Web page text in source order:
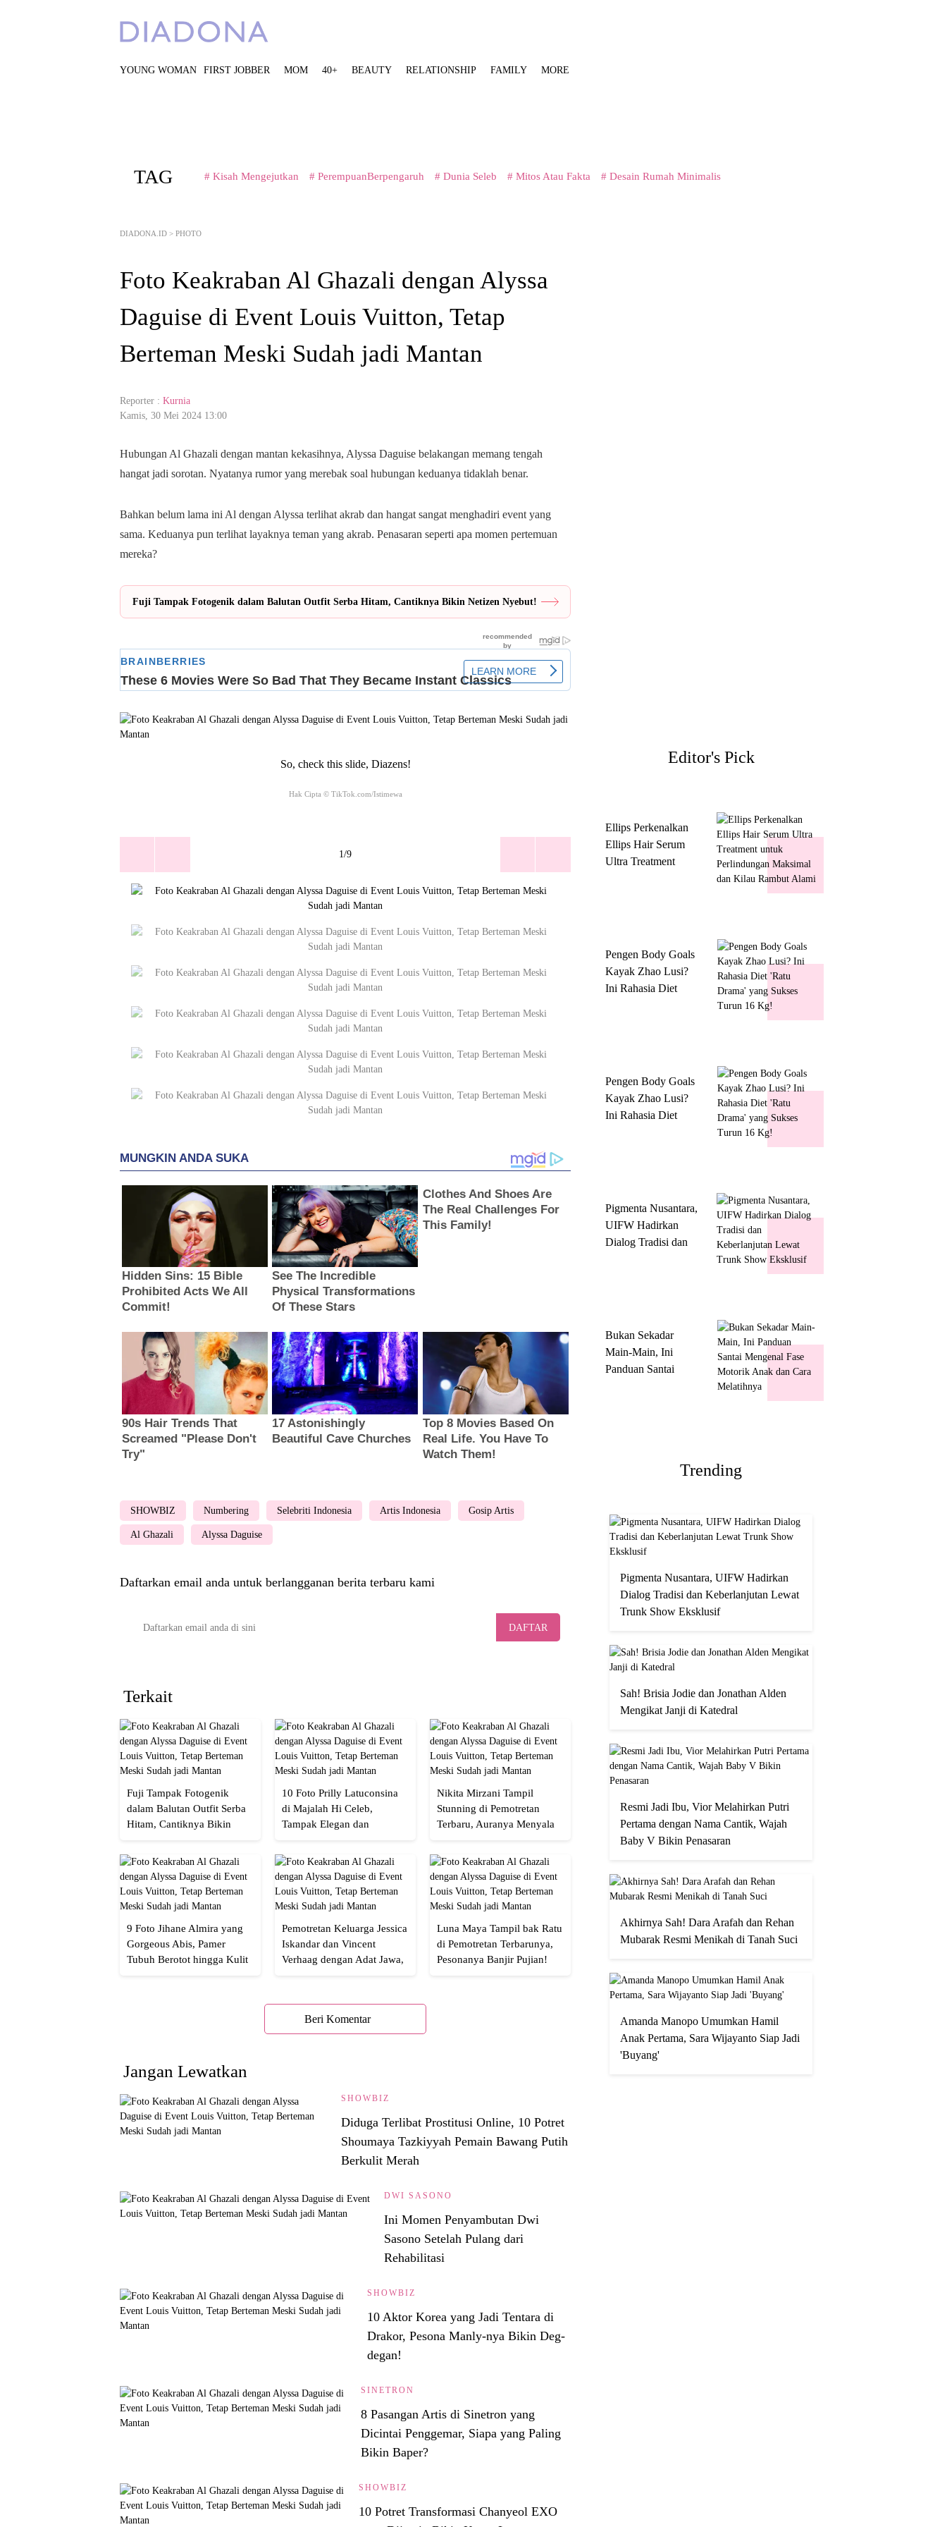
YOUNG WOMAN FIRST JOBBER MOM 40+ BEAUTY RELATIONSHIP FAMILY MORE
TAG # Kisah Mengejutkan # PerempuanBerpengaruh # Dunia Seleb # Mitos Atau Fakta # Desain Rumah Minimalis
DIADONA.ID > PHOTO
Foto Keakraban Al Ghazali dengan Alyssa
Daguise di Event Louis Vuitton, Tetap
Berteman Meski Sudah jadi Mantan
Reporter : Kurnia
Kamis, 30 Mei 2024 13:00
Hubungan Al Ghazali dengan mantan kekasihnya, Alyssa Daguise belakangan memang tengah
hangat jadi sorotan. Nyatanya rumor yang merebak soal hubungan keduanya tidaklah benar.
Bahkan belum lama ini Al dengan Alyssa terlihat akrab dan hangat sangat menghadiri event yang
sama. Keduanya pun terlihat layaknya teman yang akrab. Penasaran seperti apa momen pertemuan
mereka?
Fuji Tampak Fotogenik dalam Balutan Outfit Serba Hitam, Cantiknya Bikin Netizen Nyebut!
So, check this slide, Diazens!
Hak Cipta © TikTok.com/Istimewa
1/9
SHOWBIZ Numbering Selebriti Indonesia Artis Indonesia Gosip Artis
Al Ghazali Alyssa Daguise
Daftarkan email anda untuk berlangganan berita terbaru kami
DAFTAR
Terkait
Fuji Tampak Fotogenik
dalam Balutan Outfit Serba
Hitam, Cantiknya Bikin
10 Foto Prilly Latuconsina
di Majalah Hi Celeb,
Tampak Elegan dan
Nikita Mirzani Tampil
Stunning di Pemotretan
Terbaru, Auranya Menyala
9 Foto Jihane Almira yang
Gorgeous Abis, Pamer
Tubuh Berotot hingga Kulit
Pemotretan Keluarga Jessica
Iskandar dan Vincent
Verhaag dengan Adat Jawa,
Luna Maya Tampil bak Ratu
di Pemotretan Terbarunya,
Pesonanya Banjir Pujian!
Beri Komentar
Jangan Lewatkan
SHOWBIZ
Diduga Terlibat Prostitusi Online, 10 Potret
Shoumaya Tazkiyyah Pemain Bawang Putih
Berkulit Merah
DWI SASONO
Ini Momen Penyambutan Dwi
Sasono Setelah Pulang dari
Rehabilitasi
SHOWBIZ
10 Aktor Korea yang Jadi Tentara di
Drakor, Pesona Manly-nya Bikin Deg-
degan!
SINETRON
8 Pasangan Artis di Sinetron yang
Dicintai Penggemar, Siapa yang Paling
Bikin Baper?
SHOWBIZ
10 Potret Transformasi Chanyeol EXO
Editor's Pick
Ellips Perkenalkan
Ellips Hair Serum
Ultra Treatment
Pengen Body Goals
Kayak Zhao Lusi?
Ini Rahasia Diet
Pengen Body Goals
Kayak Zhao Lusi?
Ini Rahasia Diet
Pigmenta Nusantara,
UIFW Hadirkan
Dialog Tradisi dan
Bukan Sekadar
Main-Main, Ini
Panduan Santai
Trending
Pigmenta Nusantara, UIFW Hadirkan
Dialog Tradisi dan Keberlanjutan Lewat
Trunk Show Eksklusif
Sah! Brisia Jodie dan Jonathan Alden
Mengikat Janji di Katedral
Resmi Jadi Ibu, Vior Melahirkan Putri
Pertama dengan Nama Cantik, Wajah
Baby V Bikin Penasaran
Akhirnya Sah! Dara Arafah dan Rehan
Mubarak Resmi Menikah di Tanah Suci
Amanda Manopo Umumkan Hamil
Anak Pertama, Sara Wijayanto Siap Jadi
'Buyang'